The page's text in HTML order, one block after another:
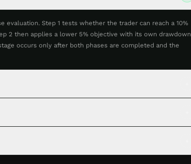
evaluation. Step 1 tests whether the trader can reach a 10%
2 then applies a lower 5% objective with its own drawdown
occurs only after both phases are completed and the